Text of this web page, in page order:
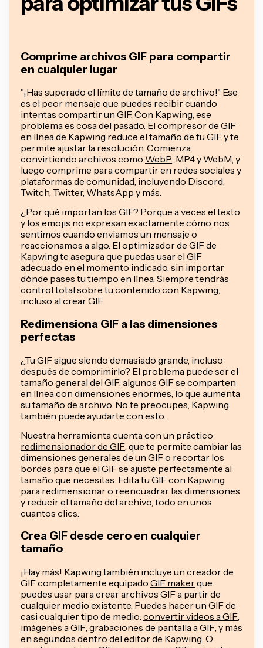
Comprime archivos GIF para compartir
en cualquier lugar
"¡Has superado el límite de tamaño de archivo!" Ese
es el peor mensaje que puedes recibir cuando
intentas compartir un GIF. Con Kapwing, ese
problema es cosa del pasado. El compresor de GIF
en línea de Kapwing reduce el tamaño de tu GIF y te
permite ajustar la resolución. Comienza
convirtiendo archivos como WebP, MP4 y WebM, y
luego comprime para compartir en redes sociales y
plataformas de comunidad, incluyendo Discord,
Twitch, Twitter, WhatsApp y más.
¿Por qué importan los GIF? Porque a veces el texto
y los emojis no expresan exactamente cómo nos
sentimos cuando enviamos un mensaje o
reaccionamos a algo. El optimizador de GIF de
Kapwing te asegura que puedas usar el GIF
adecuado en el momento indicado, sin importar
dónde pases tu tiempo en línea. Siempre tendrás
control total sobre tu contenido con Kapwing,
incluso al crear GIF.
Redimensiona GIF a las dimensiones
perfectas
¿Tu GIF sigue siendo demasiado grande, incluso
después de comprimirlo? El problema puede ser el
tamaño general del GIF: algunos GIF se comparten
en línea con dimensiones enormes, lo que aumenta
su tamaño de archivo. No te preocupes, Kapwing
también puede ayudarte con esto.
Nuestra herramienta cuenta con un práctico
redimensionador de GIF , que te permite cambiar las
dimensiones generales de un GIF o recortar los
bordes para que el GIF se ajuste perfectamente al
tamaño que necesitas. Edita tu GIF con Kapwing
para redimensionar o reencuadrar las dimensiones
y reducir el tamaño del archivo, todo en unos
cuantos clics.
Crea GIF desde cero en cualquier
tamaño
¡Hay más! Kapwing también incluye un creador de
GIF completamente equipado GIF makerque
puedes usar para crear archivos GIF a partir de
cualquier medio existente. Puedes hacer un GIF de
casi cualquier tipo de medio: convertir videos a GIF,
imágenes a GIF, grabaciones de pantalla a GIF, y más
en segundos dentro del editor de Kapwing. O